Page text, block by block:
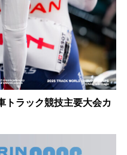
トラック競技主要大会カ